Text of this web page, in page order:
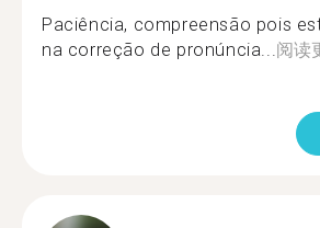
Paciência, compreensão pois
na correção de pronúncia...阅读